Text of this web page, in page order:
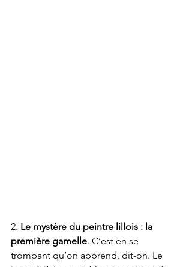
2. Le mystère du peintre lillois : la
première gamelle. C’est en se
trompant qu’on apprend, dit-on. Le